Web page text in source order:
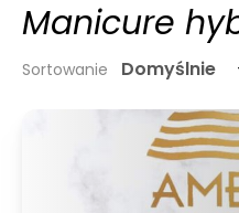
Manicure
Sortowanie Domyślnie